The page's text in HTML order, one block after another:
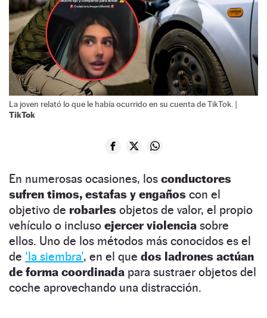
La joven relató lo que le había ocurrido en su cuenta de TikTok. |
TikTok
En numerosas ocasiones, los conductores
sufren timos, estafas y engaños con el
objetivo de robarles objetos de valor, el propio
vehículo o incluso ejercer violencia sobre
ellos. Uno de los métodos más conocidos es el
de ‘la siembra’, en el que dos ladrones actúan
de forma coordinada para sustraer objetos del
coche aprovechando una distracción.